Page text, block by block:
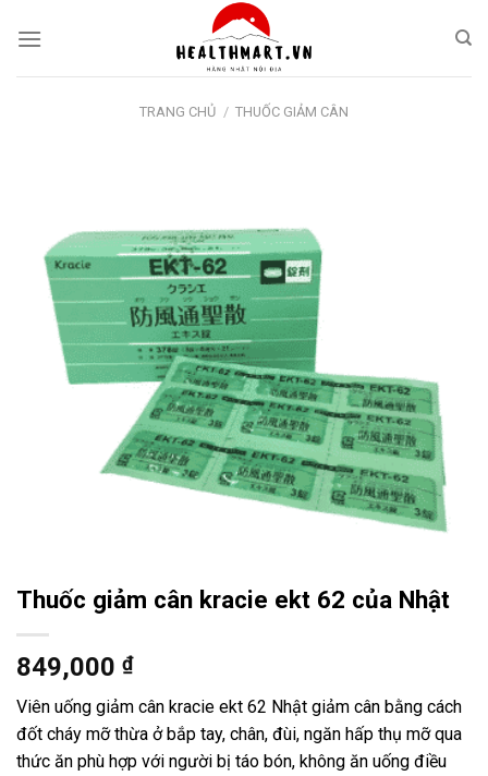
TRANG CHỦ / THUỐC GIẢM CÂN
Thuốc giảm cân kracie ekt 62 của Nhật
849,000 ₫
Viên uống giảm cân kracie ekt 62 Nhật giảm cân bằng cách
đốt cháy mỡ thừa ở bắp tay, chân, đùi, ngăn hấp thụ mỡ qua
thức ăn phù hợp với người bị táo bón, không ăn uống điều